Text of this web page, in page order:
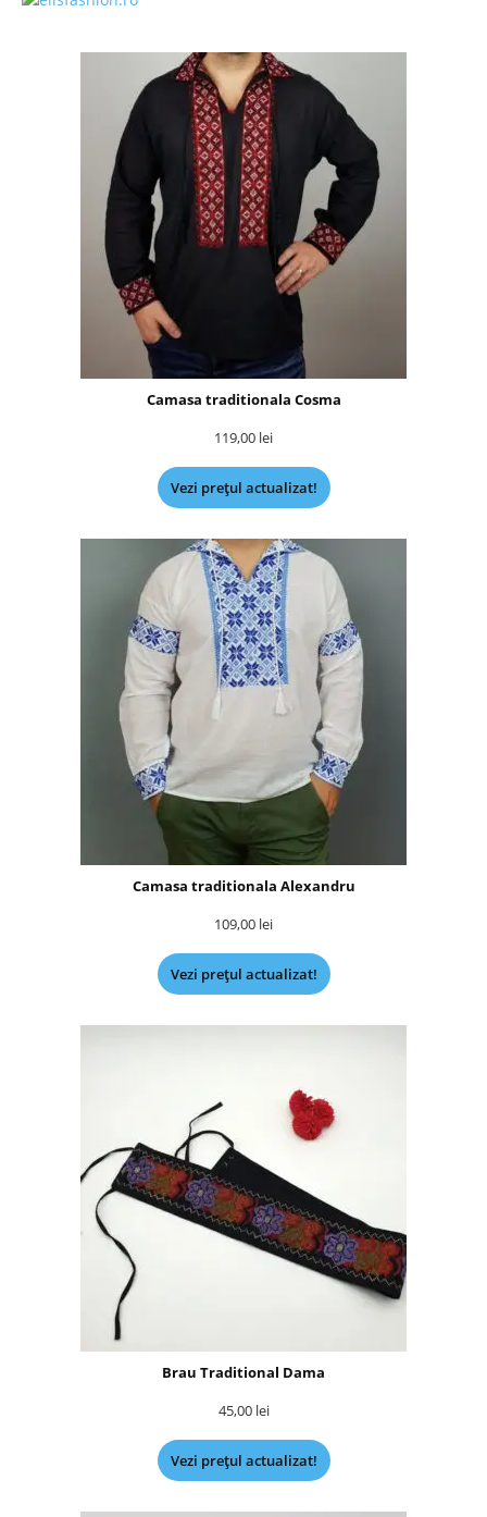
Camasa traditionala Cosma
119,00 lei
Vezi prețul actualizat!
Camasa traditionala Alexandru
109,00 lei
Vezi prețul actualizat!
Brau Traditional Dama
45,00 lei
Vezi prețul actualizat!